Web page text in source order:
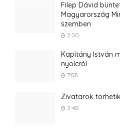
Filep Dávid
Magyarország
szemben
2:30
Kapitány István
nyolcról
7:55
Zivatarok
2:46